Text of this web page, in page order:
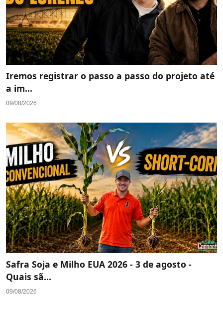
Iremos registrar o passo a passo do projeto até
a im...
09/08/2026
Safra Soja e Milho EUA 2026 - 3 de agosto -
Quais sã...
09/08/2026